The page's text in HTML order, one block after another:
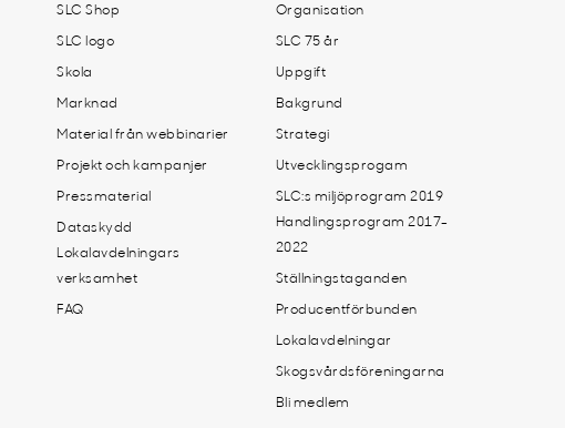
SLC Shop
SLC logo
Skola
Marknad
Material från webbinarier
Projekt och kampanjer
Pressmaterial
Dataskydd
Lokalavdelningars
verksamhet
FAQ
Organisation
SLC 75 år
Uppgift
Bakgrund
Strategi
Utvecklingsprogam
SLC:s miljöprogram 2019
Handlingsprogram 2017-
2022
Ställningstaganden
Producentförbunden
Lokalavdelningar
Skogsvårdsföreningarna
Bli medlem